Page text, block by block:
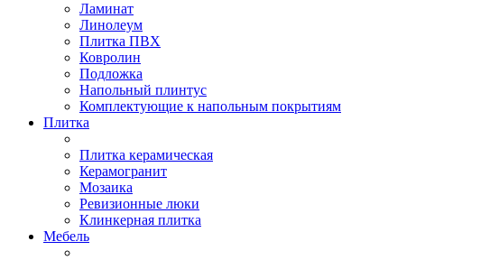
Ламинат
Линолеум
Плитка ПВХ
Ковролин
Подложка
Напольный плинтус
Комплектующие к напольным покрытиям
Плитка
Плитка керамическая
Керамогранит
Мозаика
Ревизионные люки
Клинкерная плитка
Мебель